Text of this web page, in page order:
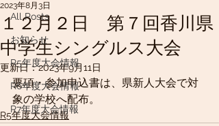
All Posts
お知らせ
R5年度大会情報
R6年度大会情報
R7年度大会情報
１２月２日 第７回香川県
中学生シングルス大会
2023年8月3日
更新日：2023年9月11日
要項・参加申込書は、県新人大会で対
象の学校へ配布。
R5年度大会情報